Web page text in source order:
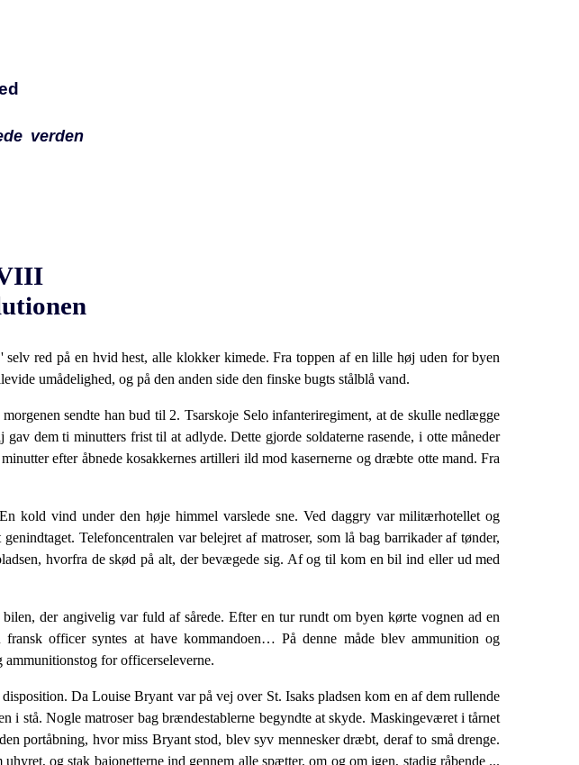
verden
red på en hvid hest, alle klokker kimede. Fra toppen af en lille høj uden for byen
umådelighed, og på den anden side den finske bugts stålblå vand.
sendte han bud til 2. Tsarskoje Selo infanteriregiment, at de skulle nedlægge
dem ti minutters frist til at adlyde. Dette gjorde soldaterne rasende, i otte måneder
efter åbnede ko­sakkernes artilleri ild mod kasernerne og dræbte otte mand. Fra
kold vind under den høje himmel varslede sne. Ved daggry var militær­hotellet og
Telefoncentralen var belejret af matroser, som lå bag barrikader af tønder,
hvorfra de skød på alt, der bevægede sig. Af og til kom en bil ind eller ud med
der angivelig var fuld af sårede. Efter en tur rundt om byen kørte vognen ad en
officer syntes at have kommandoen… På denne måde blev ammunition og
ammunitionstog for officerseleverne.
Da Louise Bryant var på vej over St. Isaks pladsen kom en af dem rullende
stå. Nogle matroser bag brændestablerne begyndte at skyde. Maskingeværet i tårnet
portåbning, hvor miss Bryant stod, blev syv mennesker dræbt, deraf to små drenge.
og stak bajonetterne ind gennem alle spætter, om og om igen, stadig råbende ...